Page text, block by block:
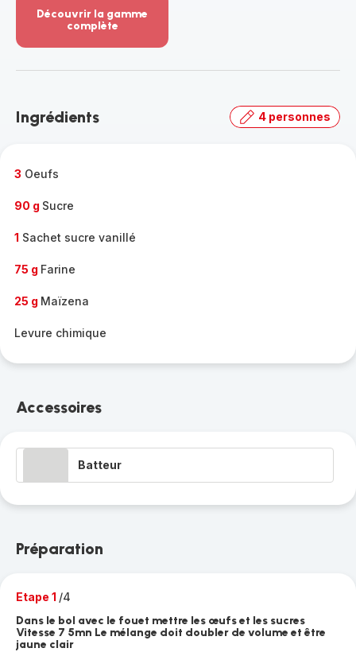
Découvrir la gamme
complète
-
gamme
Ingrédients 4 personnes
3 Oeufs
90 g Sucre
1 Sachet sucre vanillé
75 g Farine
25 g Maïzena
Levure chimique
Accessoires
Batteur
Préparation
Etape 1 /4
Dans le bol avec le fouet mettre les œufs et les sucres
Vitesse 7 5mn Le mélange doit doubler de volume et être
jaune clair